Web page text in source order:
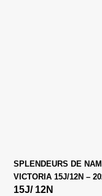
SPLENDEURS DE
VICTORIA 15J/12N –
15J/ 12N